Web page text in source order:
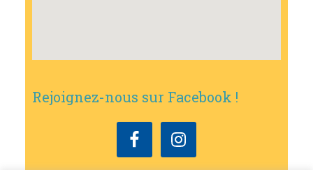
Rejoignez-nous sur Facebook !